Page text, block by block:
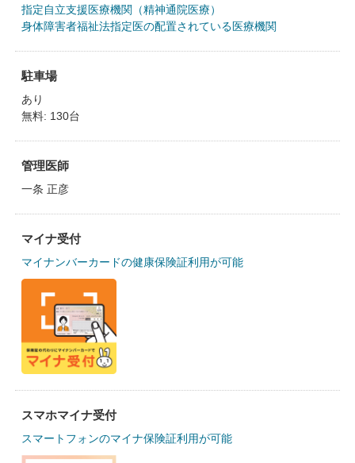
指定自立支援医療機関（精神通院医療）
身体障害者福祉法指定医の配置されている医療機関
駐車場
あり
無料: 130台
管理医師
一条 正彦
マイナ受付
マイナンバーカードの健康保険証利用が可能
スマホマイナ受付
スマートフォンのマイナ保険証利用が可能